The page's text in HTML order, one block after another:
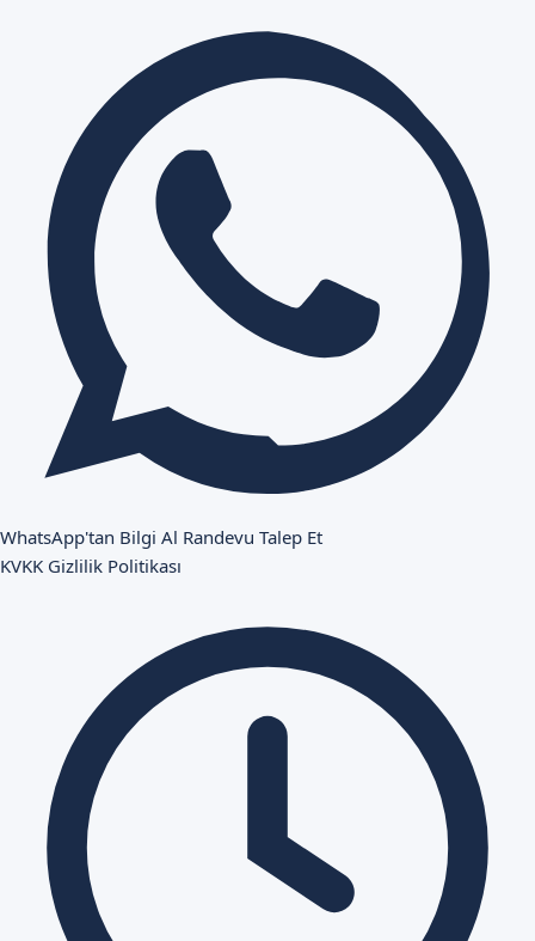
WhatsApp'tan Bilgi Al Randevu Talep Et
KVKK Gizlilik Politikası